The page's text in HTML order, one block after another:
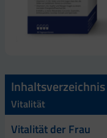
Inhaltsverzeichnis
Vitalität
Vitalität der Frau